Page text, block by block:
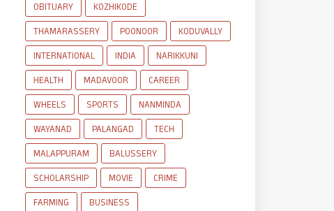
OBITUARY
KOZHIKODE
THAMARASSERY
POONOOR
KODUVALLY
INTERNATIONAL
INDIA
NARIKKUNI
HEALTH
MADAVOOR
CAREER
WHEELS
SPORTS
NANMINDA
WAYANAD
PALANGAD
TECH
MALAPPURAM
BALUSSERY
SCHOLARSHIP
MOVIE
CRIME
FARMING
BUSINESS